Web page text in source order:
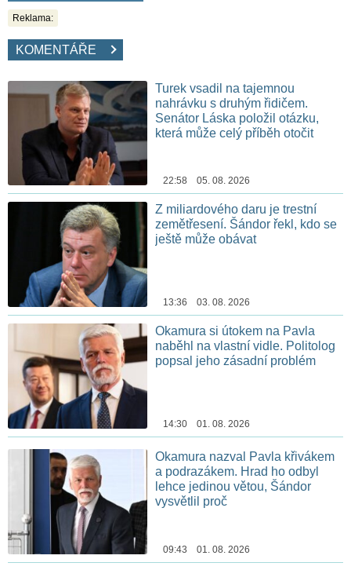
Reklama:
KOMENTÁŘE
Turek vsadil na tajemnou
nahrávku s druhým řidičem.
Senátor Láska položil otázku,
která může celý příběh otočit
22:58 05. 08. 2026
Z miliardového daru je trestní
zemětřesení. Šándor řekl, kdo se
ještě může obávat
13:36 03. 08. 2026
Okamura si útokem na Pavla
naběhl na vlastní vidle. Politolog
popsal jeho zásadní problém
14:30 01. 08. 2026
Okamura nazval Pavla křivákem
a podrazákem. Hrad ho odbyl
lehce jedinou větou, Šándor
vysvětlil proč
09:43 01. 08. 2026